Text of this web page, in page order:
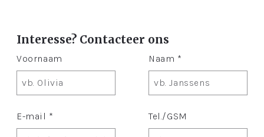
Interesse? Contacteer ons
Voornaam Naam *
E-mail * Tel./GSM